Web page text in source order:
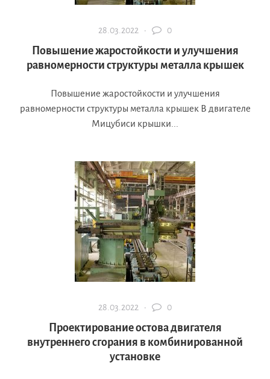
28.03.2022 · 0
Повышение жаростойкости и улучшения
равномерности структуры металла крышек
Повышение жаростойкости и улучшения
равномерности структуры металла крышек В двигателе
Мицубиси крышки...
28.03.2022 · 0
Проектирование остова двигателя
внутреннего сгорания в комбинированной
установке